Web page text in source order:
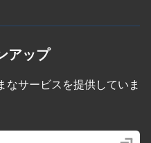
アップ
なサービスを提供していま